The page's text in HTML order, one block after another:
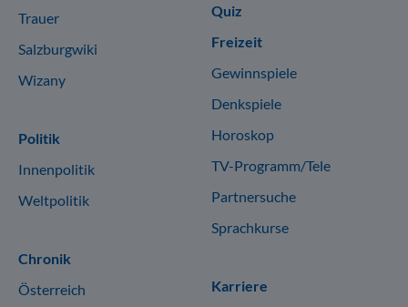
Trauer
Salzburgwiki
Wizany
Politik
Innenpolitik
Weltpolitik
Chronik
Österreich
Quiz
Freizeit
Gewinnspiele
Denkspiele
Horoskop
TV-Programm/Tele
Partnersuche
Sprachkurse
Karriere